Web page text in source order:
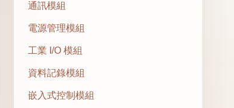
通訊模組
電源管理模組
工業 I/O 模組
資料記錄模組
嵌入式控制模組